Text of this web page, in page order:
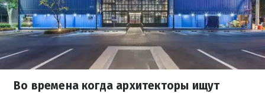
Во времена когда архитекторы ищут